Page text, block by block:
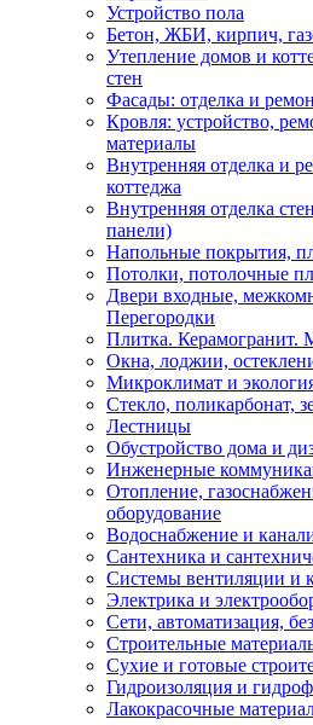
Устройство пола
Бетон, ЖБИ, кирпич,
Утепление домов и
стен
Фасады: отделка и
Кровля: устройство,
материалы
Внутренняя отделка и
коттеджа
Внутренняя отделка
панели)
Напольные покрытия,
Потолки, потолочные
Двери входные,
Перегородки
Плитка. Керамогранит.
Окна, лоджии,
Микроклимат и
Стекло, поликарбонат,
Лестницы
Обустройство дома и
Инженерные
Отопление,
оборудование
Водоснабжение и
Сантехника и
Системы вентиляции и
Электрика и
Сети, автоматизация,
Строительные
Сухие и готовые
Гидроизоляция и
Лакокрасочные